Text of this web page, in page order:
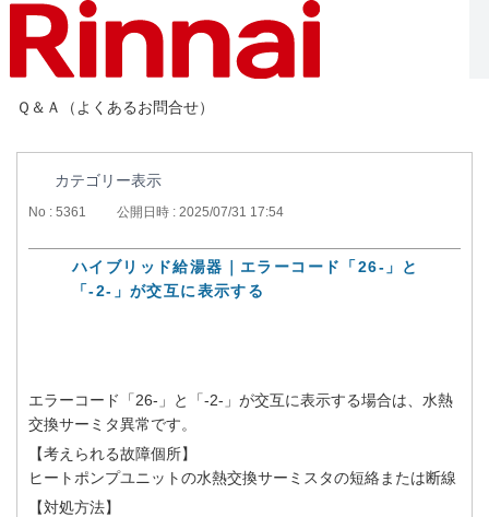
Ｑ＆Ａ（よくあるお問合せ）
カテゴリー表示
No : 5361 公開日時 : 2025/07/31 17:54
ハイブリッド給湯器｜エラーコード「26-」と
「-2-」が交互に表示する
エラーコード「26-」と「-2-」が交互に表示する場合は、水熱
交換サーミタ異常です。
【考えられる故障個所】
ヒートポンプユニットの水熱交換サーミスタの短絡または断線
【対処方法】